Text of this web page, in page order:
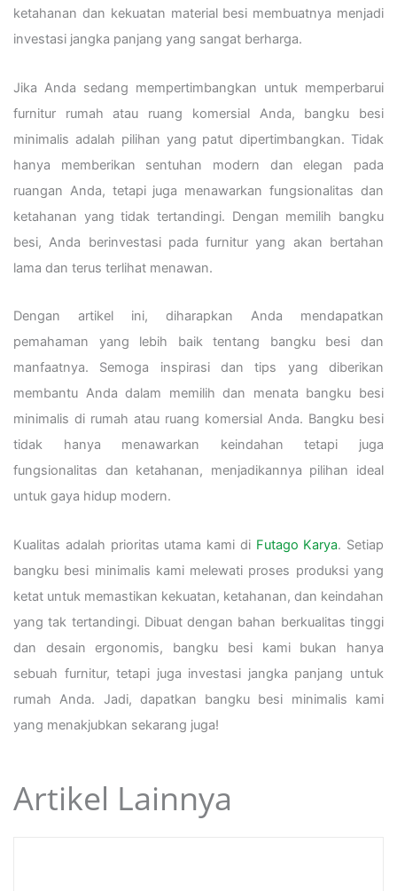
ketahanan dan kekuatan material besi membuatnya menjadi
investasi jangka panjang yang sangat berharga.
Jika Anda sedang mempertimbangkan untuk memperbarui
furnitur rumah atau ruang komersial Anda, bangku besi
minimalis adalah pilihan yang patut dipertimbangkan. Tidak
hanya memberikan sentuhan modern dan elegan pada
ruangan Anda, tetapi juga menawarkan fungsionalitas dan
ketahanan yang tidak tertandingi. Dengan memilih bangku
besi, Anda berinvestasi pada furnitur yang akan bertahan
lama dan terus terlihat menawan.
Dengan artikel ini, diharapkan Anda mendapatkan
pemahaman yang lebih baik tentang bangku besi dan
manfaatnya. Semoga inspirasi dan tips yang diberikan
membantu Anda dalam memilih dan menata bangku besi
minimalis di rumah atau ruang komersial Anda. Bangku besi
tidak hanya menawarkan keindahan tetapi juga
fungsionalitas dan ketahanan, menjadikannya pilihan ideal
untuk gaya hidup modern.
Kualitas adalah prioritas utama kami di Futago Karya. Setiap
bangku besi minimalis kami melewati proses produksi yang
ketat untuk memastikan kekuatan, ketahanan, dan keindahan
yang tak tertandingi. Dibuat dengan bahan berkualitas tinggi
dan desain ergonomis, bangku besi kami bukan hanya
sebuah furnitur, tetapi juga investasi jangka panjang untuk
rumah Anda. Jadi, dapatkan bangku besi minimalis kami
yang menakjubkan sekarang juga!
Artikel Lainnya